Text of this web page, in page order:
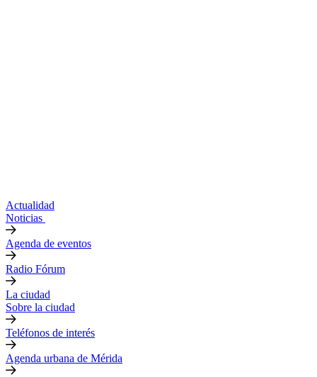
Actualidad
Noticias
Agenda de eventos
Radio Fórum
La ciudad
Sobre la ciudad
Teléfonos de interés
Agenda urbana de Mérida